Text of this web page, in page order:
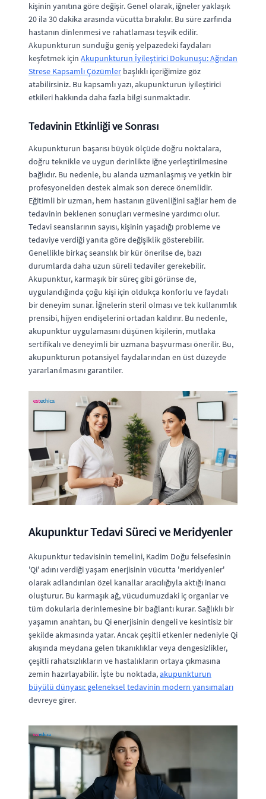
kişinin yanıtına göre değişir. Genel olarak, iğneler yaklaşık
20 ila 30 dakika arasında vücutta bırakılır. Bu süre zarfında
hastanın dinlenmesi ve rahatlaması teşvik edilir.
Akupunkturun sunduğu geniş yelpazedeki faydaları
keşfetmek için Akupunkturun İyileştirici Dokunuşu: Ağrıdan
Strese Kapsamlı Çözümler başlıklı içeriğimize göz
atabilirsiniz. Bu kapsamlı yazı, akupunkturun iyileştirici
etkileri hakkında daha fazla bilgi sunmaktadır.
Tedavinin Etkinliği ve Sonrası
Akupunkturun başarısı büyük ölçüde doğru noktalara,
doğru teknikle ve uygun derinlikte iğne yerleştirilmesine
bağlıdır. Bu nedenle, bu alanda uzmanlaşmış ve yetkin bir
profesyonelden destek almak son derece önemlidir.
Eğitimli bir uzman, hem hastanın güvenliğini sağlar hem de
tedavinin beklenen sonuçları vermesine yardımcı olur.
Tedavi seanslarının sayısı, kişinin yaşadığı probleme ve
tedaviye verdiği yanıta göre değişiklik gösterebilir.
Genellikle birkaç seanslık bir kür önerilse de, bazı
durumlarda daha uzun süreli tedaviler gerekebilir.
Akupunktur, karmaşık bir süreç gibi görünse de,
uygulandığında çoğu kişi için oldukça konforlu ve faydalı
bir deneyim sunar. İğnelerin steril olması ve tek kullanımlık
prensibi, hijyen endişelerini ortadan kaldırır. Bu nedenle,
akupunktur uygulamasını düşünen kişilerin, mutlaka
sertifikalı ve deneyimli bir uzmana başvurması önerilir. Bu,
akupunkturun potansiyel faydalarından en üst düzeyde
yararlanılmasını garantiler.
Akupunktur Tedavi Süreci ve Meridyenler
Akupunktur tedavisinin temelini, Kadim Doğu felsefesinin
'Qi' adını verdiği yaşam enerjisinin vücutta 'meridyenler'
olarak adlandırılan özel kanallar aracılığıyla aktığı inancı
oluşturur. Bu karmaşık ağ, vücudumuzdaki iç organlar ve
tüm dokularla derinlemesine bir bağlantı kurar. Sağlıklı bir
yaşamın anahtarı, bu Qi enerjisinin dengeli ve kesintisiz bir
şekilde akmasında yatar. Ancak çeşitli etkenler nedeniyle Qi
akışında meydana gelen tıkanıklıklar veya dengesizlikler,
çeşitli rahatsızlıkların ve hastalıkların ortaya çıkmasına
zemin hazırlayabilir. İşte bu noktada,akupunkturun
büyülü dünyası: geleneksel tedavinin modern yansımaları
devreye girer.